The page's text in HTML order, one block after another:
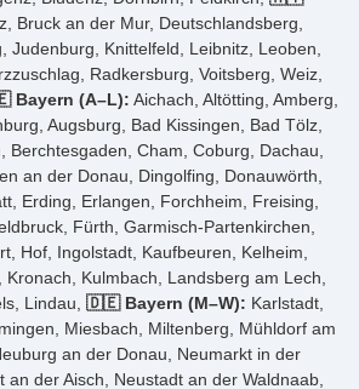
Bruck an der Mur, Deutschlandsberg,
Judenburg, Knittelfeld, Leibnitz, Leoben,
Radkersburg, Voitsberg, Weiz,
Bayern (A–L): Aichach, Altötting, Amberg,
Augsburg, Bad Kissingen, Bad Tölz,
Berchtesgaden, Cham, Coburg, Dachau,
an der Donau, Dingolfing, Donauwörth,
Erding, Erlangen, Forchheim, Freising,
Fürth, Garmisch-Partenkirchen,
Hof, Ingolstadt, Kaufbeuren, Kelheim,
Kronach, Kulmbach, Landsberg am Lech,
Lindau, 🇩🇪 Bayern (M–W): Karlstadt,
Miesbach, Miltenberg, Mühldorf am
an der Donau, Neumarkt in der
an der Aisch, Neustadt an der Waldnaab,